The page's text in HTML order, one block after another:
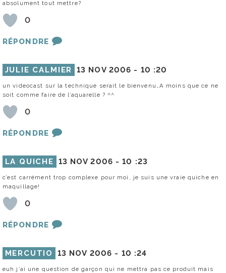
absolument tout mettre?
0
RÉPONDRE
JULIE CALMIER 13 NOV 2006 - 10 :20
un videocast sur la technique serait le bienvenu…A moins que ce ne
soit comme faire de l’aquarelle ? ^^
0
RÉPONDRE
LA QUICHE 13 NOV 2006 -10 :23
c’est carrément trop complexe pour moi, je suis une vraie quiche en
maquillage!
0
RÉPONDRE
MERCUTIO 13 NOV 2006 - 10 :24
euh j’ai une question de garçon qui ne mettra pas ce produit mais